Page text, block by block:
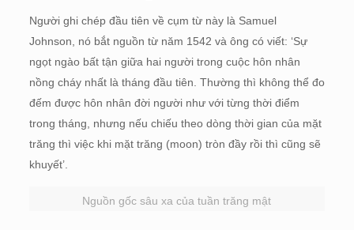
Người ghi chép đầu tiên về cụm từ này là Samuel
Johnson, nó bắt nguồn từ năm 1542 và ông có viết: ‘Sự
ngọt ngào bất tận giữa hai người trong cuộc hôn nhân
nồng cháy nhất là tháng đầu tiên. Thường thì không thể đo
đếm được hôn nhân đời người như với từng thời điểm
trong tháng, nhưng nếu chiếu theo dòng thời gian của mặt
trăng thì việc khi mặt trăng (moon) tròn đầy rồi thì cũng sẽ
khuyết’.
Nguồn gốc sâu xa của tuần trăng mật